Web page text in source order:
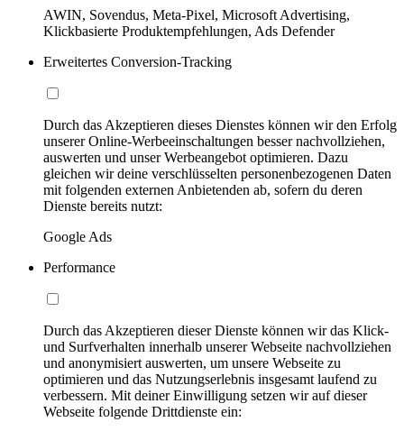
AWIN, Sovendus, Meta-Pixel, Microsoft Advertising,
Klickbasierte Produktempfehlungen, Ads Defender
Erweitertes Conversion-Tracking
Durch das Akzeptieren dieses Dienstes können wir den Erfolg
unserer Online-Werbeeinschaltungen besser nachvollziehen,
auswerten und unser Werbeangebot optimieren. Dazu
gleichen wir deine verschlüsselten personenbezogenen Daten
mit folgenden externen Anbietenden ab, sofern du deren
Dienste bereits nutzt:
Google Ads
Performance
Durch das Akzeptieren dieser Dienste können wir das Klick-
und Surfverhalten innerhalb unserer Webseite nachvollziehen
und anonymisiert auswerten, um unsere Webseite zu
optimieren und das Nutzungserlebnis insgesamt laufend zu
verbessern. Mit deiner Einwilligung setzen wir auf dieser
Webseite folgende Drittdienste ein: